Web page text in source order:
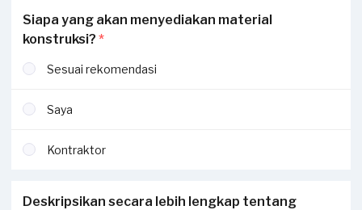
Siapa yang akan menyediakan material
konstruksi? *
Sesuai rekomendasi
Saya
Kontraktor
Deskripsikan secara lebih lengkap tentang